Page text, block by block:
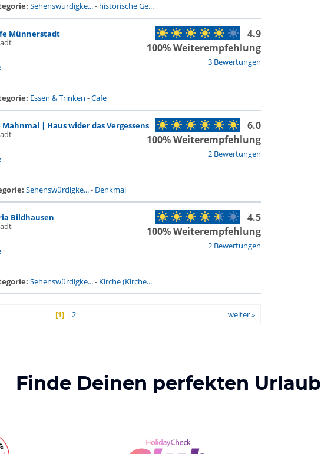
Sehenswürdigke...- historische Ge...
Münnerstadt
3 Bewertungen
4.9
100% Weiterempfehlung
Essen & Trinken -Cafe
| Haus wider das Vergessens
2 Bewertungen
6.0
100% Weiterempfehlung
Sehenswürdigke...- Denkmal
Bildhausen
2 Bewertungen
4.5
100% Weiterempfehlung
Sehenswürdigke...- Kirche (Kirche...
[1]| 2 weiter »
Finde Deinen perfekten Urlaub